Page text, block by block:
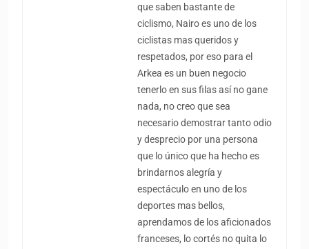
que saben bastante de
ciclismo, Nairo es uno de los
ciclistas mas queridos y
respetados, por eso para el
Arkea es un buen negocio
tenerlo en sus filas así no gane
nada, no creo que sea
necesario demostrar tanto odio
y desprecio por una persona
que lo único que ha hecho es
brindarnos alegría y
espectáculo en uno de los
deportes mas bellos,
aprendamos de los aficionados
franceses, lo cortés no quita lo